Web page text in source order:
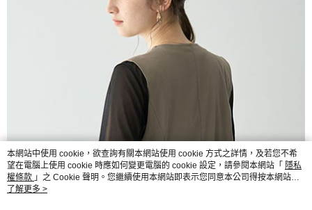
本網站中使用 cookie，欲查詢有關本網站使用 cookie 方式之詳情，及若您不希
望在電腦上使用 cookie 時應如何變更電腦的 cookie 設定，請參閱本網站「 隱私
權條款 」之 Cookie 聲明。您繼續使用本網站即表示您同意本公司得按本網站使
用條款之 Cookie 聲明使用 cookie。
了解更多 >